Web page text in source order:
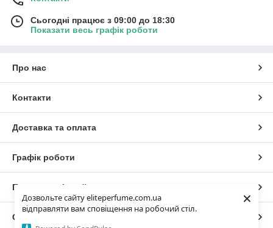
Дозвольте сайту eliteperfume.com.ua
відправляти вам сповіщення на робочий стіл.
×
Сьогодні працює з 09:00 до 18:30
Показати весь графік роботи
Про нас
Контакти
Доставка та оплата
Графік роботи
Повна версія сайту
Сайт створено на маркетплейсі